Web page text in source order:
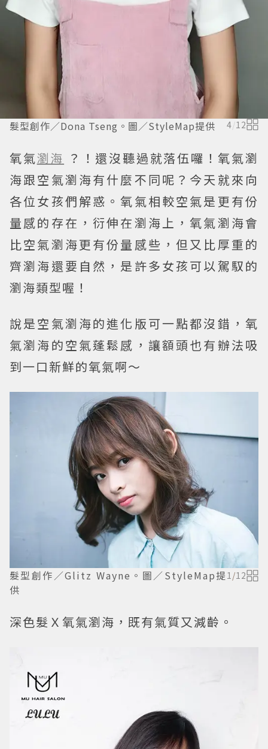
髮型創作／Dona Tseng。圖／StyleMap提供 4/12
氧氣瀏海 ？！還沒聽過就落伍囉！氧氣瀏
海跟空氣瀏海有什麼不同呢？今天就來向
各位女孩們解惑。氧氣相較空氣是更有份
量感的存在，衍伸在瀏海上，氧氣瀏海會
比空氣瀏海更有份量感些，但又比厚重的
齊瀏海還要自然，是許多女孩可以駕馭的
瀏海類型喔！
說是空氣瀏海的進化版可一點都沒錯，氧
氣瀏海的空氣蓬鬆感，讓額頭也有辦法吸
到一口新鮮的氧氣啊～
髮型創作／Glitz Wayne。圖／StyleMap提
供
1/12
深色髮Ｘ氧氣瀏海，既有氣質又減齡。